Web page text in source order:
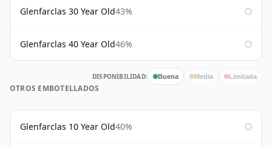
Glenfarclas 30 Year Old43%
Glenfarclas 40 Year Old46%
DISPONIBILIDAD: Buena Media Limitada
OTROS EMBOTELLADOS
Glenfarclas 10 Year Old40%